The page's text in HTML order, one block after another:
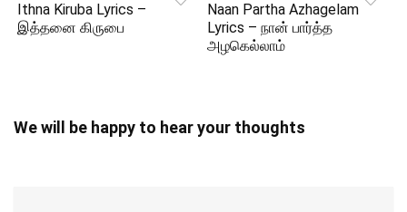
Ithna Kiruba Lyrics –
இத்தனை கிருபை
Naan Partha Azhagelam
Lyrics – நான் பார்த்த
அழகெல்லாம்
We will be happy to hear your thoughts